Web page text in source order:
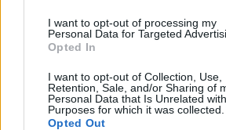
I want to opt-out of processing my
Personal Data for Targeted
Opted In
I want to opt-out of Collection, Use,
Retention, Sale, and/or Sharing of
Personal Data that Is Unrelated
Purposes for which it was collected.
Opted Out
Visure Camerali - Società di
€ 5,39 IVA inclusa